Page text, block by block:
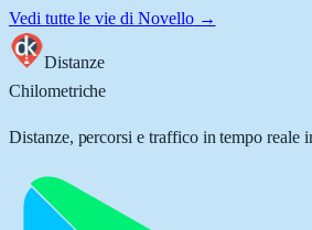
Vedi tutte le vie di Novello→
Distanze
Chilometriche
Distanze, percorsi e traffico in tempo reale